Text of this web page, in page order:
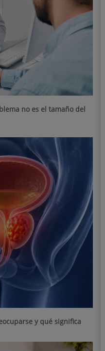
no es el tamaño del
y qué significa